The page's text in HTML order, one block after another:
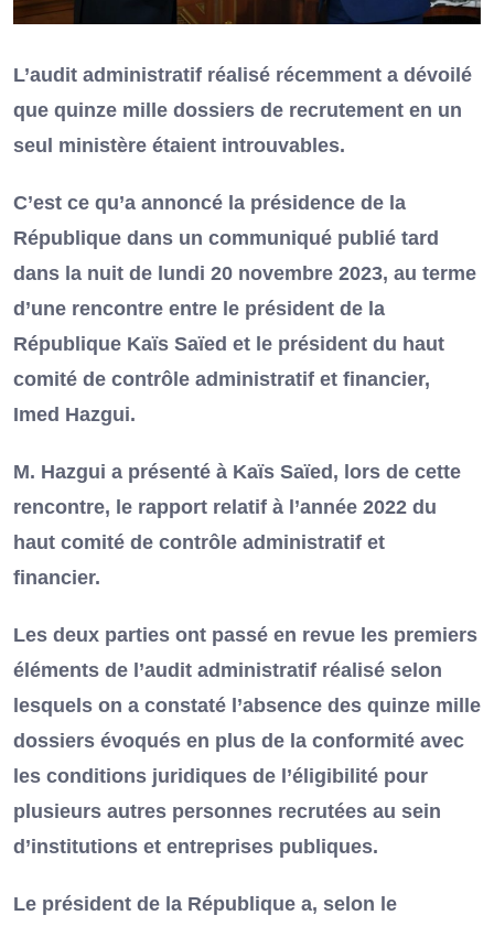
L’audit administratif réalisé récemment a dévoilé
que quinze mille dossiers de recrutement en un
seul ministère étaient introuvables.
C’est ce qu’a annoncé la présidence de la
République dans un communiqué publié tard
dans la nuit de lundi 20 novembre 2023, au terme
d’une rencontre entre le président de la
République Kaïs Saïed et le président du haut
comité de contrôle administratif et financier,
Imed Hazgui.
M. Hazgui a présenté à Kaïs Saïed, lors de cette
rencontre, le rapport relatif à l’année 2022 du
haut comité de contrôle administratif et
financier.
Les deux parties ont passé en revue les premiers
éléments de l’audit administratif réalisé selon
lesquels on a constaté l’absence des quinze mille
dossiers évoqués en plus de la conformité avec
les conditions juridiques de l’éligibilité pour
plusieurs autres personnes recrutées au sein
d’institutions et entreprises publiques.
Le président de la République a, selon le